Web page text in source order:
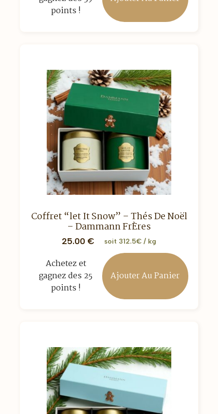
points !
Coffret “let It Snow” – Thés De Noël
– Dammann FrÈres
25.00 € soit 312.5€ / kg
Achetez et
gagnez des 25
points !
Ajouter Au Panier